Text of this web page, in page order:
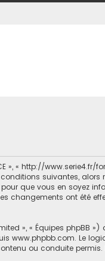
», « http://www.serie4.fr/
suivantes, alors
que vous en soyez
changements ont été
», « Équipes phpBB
www.phpbb.com. Le
ou conduite permis.